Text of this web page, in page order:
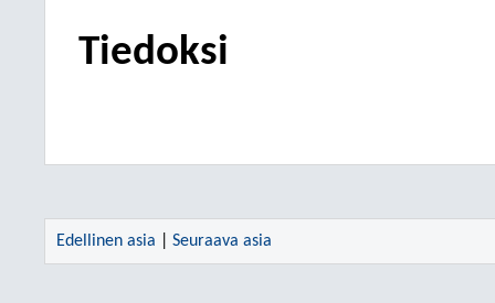
Tiedoksi
Edellinen asia Seuraava asia